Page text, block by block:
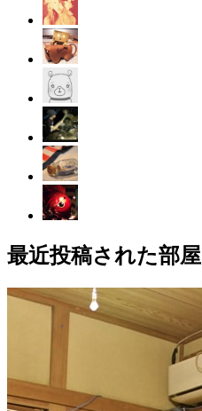
最近投稿された部屋